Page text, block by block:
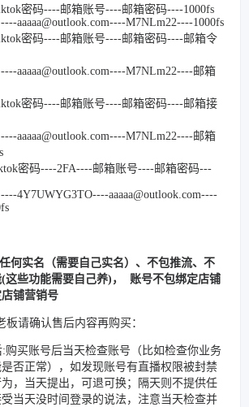
密码----邮箱账号----邮箱密码----1000fs
aaaaa@outlook.com----M7NLm22----1000fs
密码----邮箱账号----邮箱密码----邮箱令
aaaaa@outlook.com----M7NLm22----邮箱
密码----邮箱账号----邮箱密码----邮箱接
aaaaa@outlook.com----M7NLm22----邮箱
密码----2FA----邮箱账号----邮箱密码---
4Y7UWYG3TO----aaaaa@outlook.com----
何实名（需要自己实名）、不包推流、不
这些功能需要自己养)， 账号不包绑定店铺
铺营销号
请确认售后内容再购买：
购买账号后当天检查账号（比如检查你业务
否正常），如发现账号有直播权限被封禁
，当天提出，可退可换；隔天则不提供任
当天没时间登录的说法，注意当天检查并